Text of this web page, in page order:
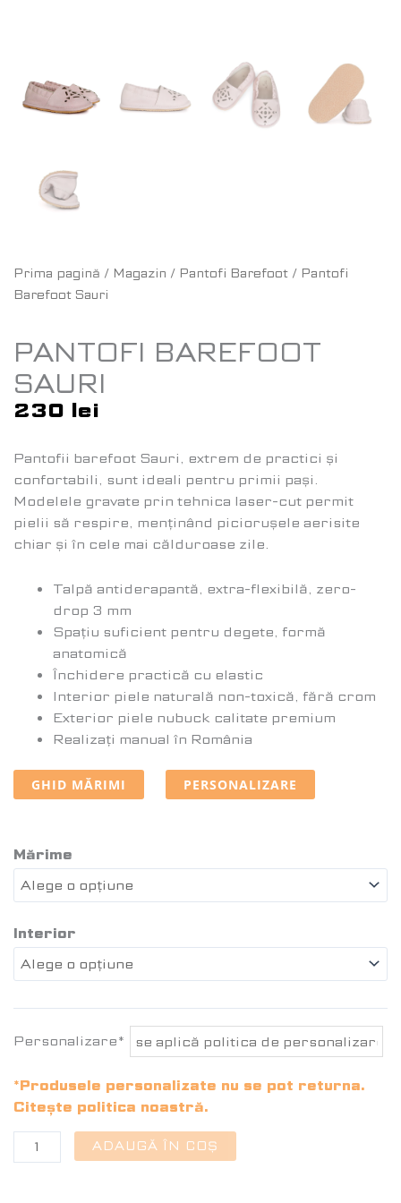
Prima pagină / Magazin / Pantofi Barefoot / Pantofi
Barefoot Sauri
PANTOFI BAREFOOT
SAURI
230 lei
Pantofii barefoot Sauri, extrem de practici și
confortabili, sunt ideali pentru primii pași.
Modelele gravate prin tehnica laser-cut permit
pielii să respire, menținând piciorușele aerisite
chiar și în cele mai călduroase zile.
Talpă antiderapantă, extra-flexibilă, zero-
drop 3 mm
Spațiu suficient pentru degete, formă
anatomică
Închidere practică cu elastic
Interior piele naturală non-toxică, fără crom
Exterior piele nubuck calitate premium
Realizați manual în România
GHID MĂRIMI PERSONALIZARE
Mărime
Interior
Personalizare*
*Produsele personalizate nu se pot returna.
Citește politica noastră.
ADAUGĂ ÎN COȘ